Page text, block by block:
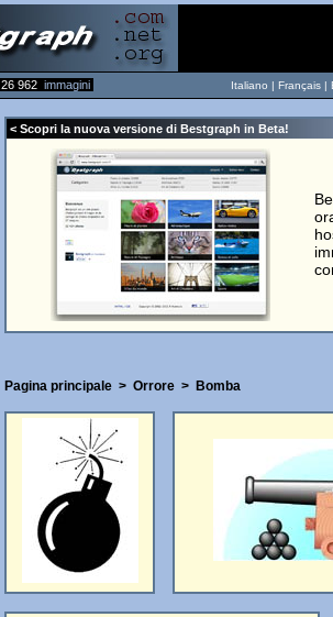
26 962 immagini Italiano | Français |
< Scopri la nuova versione di Bestgraph in Beta!
Pagina principale > Orrore > Bomba